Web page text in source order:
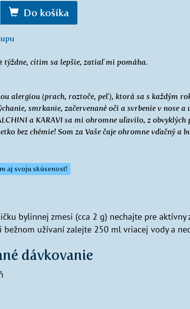
Do košíka
týždne, cítim sa lepšie, zatiaľ mi pomáha.
alergiou (prach, roztoče, peľ), ktorá sa s každým
smrkanie, začervenané oči a svrbenie v nose
a KARAVI sa mi ohromne uľavilo, z
bez chémie! Som za Vaše čaje ohromne vďačný a
aj svoju skúsenosť!
bylinnej zmesi (cca 2 g) nechajte pre
bežnom užívaní zalejte 250 ml vriacej vody a
dávkovanie